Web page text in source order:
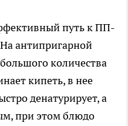
путь к ПП-
антипригарной
количества
кипеть, в нее
денатурирует, а
при этом блюдо